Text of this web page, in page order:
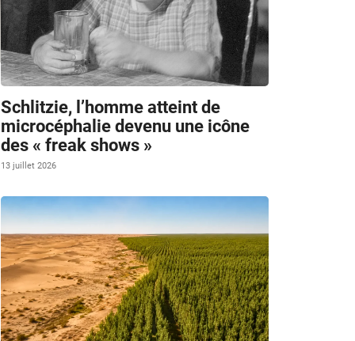
Schlitzie, l’homme atteint de
microcéphalie devenu une icône
des « freak shows »
13 juillet 2026